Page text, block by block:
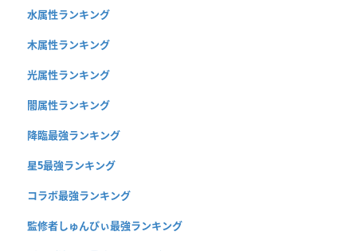
水属性ランキング
木属性ランキング
光属性ランキング
闇属性ランキング
降臨最強ランキング
星5最強ランキング
コラボ最強ランキング
監修者しゅんぴぃ最強ランキング